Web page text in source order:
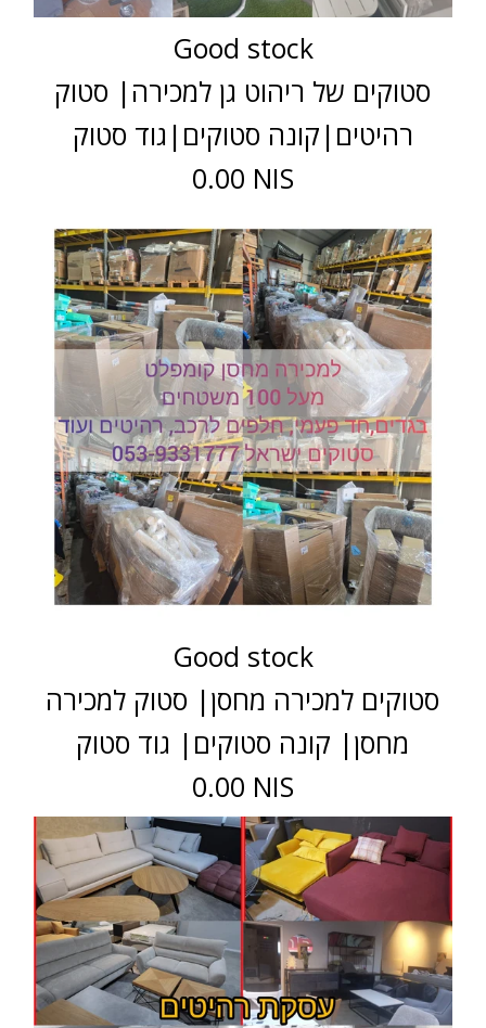
Good stock
סטוקים של ריהוט גן למכירה| סטוק
רהיטים|קונה סטוקים|גוד סטוק
0.00 NIS
Good stock
סטוקים למכירה מחסן| סטוק למכירה
מחסן| קונה סטוקים| גוד סטוק
0.00 NIS